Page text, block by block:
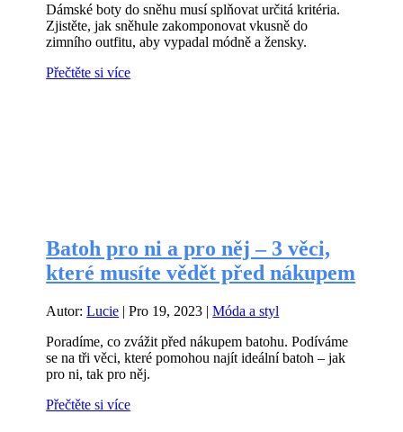
Dámské boty do sněhu musí splňovat určitá kritéria.
Zjistěte, jak sněhule zakomponovat vkusně do
zimního outfitu, aby vypadal módně a žensky.
Přečtěte si více
Batoh pro ni a pro něj – 3 věci,
které musíte vědět před nákupem
Autor:Lucie |Pro 19, 2023 |Móda a styl
Poradíme, co zvážit před nákupem batohu. Podíváme
se na tři věci, které pomohou najít ideální batoh – jak
pro ni, tak pro něj.
Přečtěte si více